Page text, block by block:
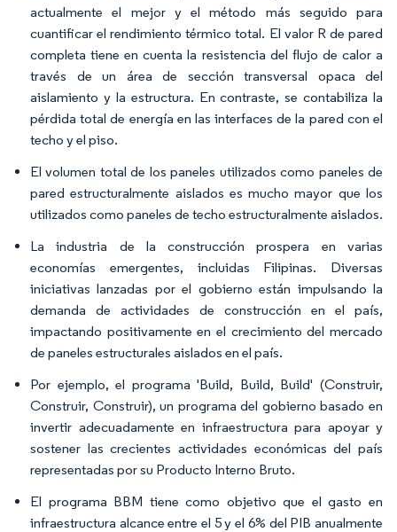
actualmente el mejor y el método más seguido para
cuantificar el rendimiento térmico total. El valor R de pared
completa tiene en cuenta la resistencia del flujo de calor a
través de un área de sección transversal opaca del
aislamiento y la estructura. En contraste, se contabiliza la
pérdida total de energía en las interfaces de la pared con el
techo y el piso.
El volumen total de los paneles utilizados como paneles de
pared estructuralmente aislados es mucho mayor que los
utilizados como paneles de techo estructuralmente aislados.
La industria de la construcción prospera en varias
economías emergentes, incluidas Filipinas. Diversas
iniciativas lanzadas por el gobierno están impulsando la
demanda de actividades de construcción en el país,
impactando positivamente en el crecimiento del mercado
de paneles estructurales aislados en el país.
Por ejemplo, el programa 'Build, Build, Build' (Construir,
Construir, Construir), un programa del gobierno basado en
invertir adecuadamente en infraestructura para apoyar y
sostener las crecientes actividades económicas del país
representadas por su Producto Interno Bruto.
El programa BBM tiene como objetivo que el gasto en
infraestructura alcance entre el 5 y el 6% del PIB anualmente